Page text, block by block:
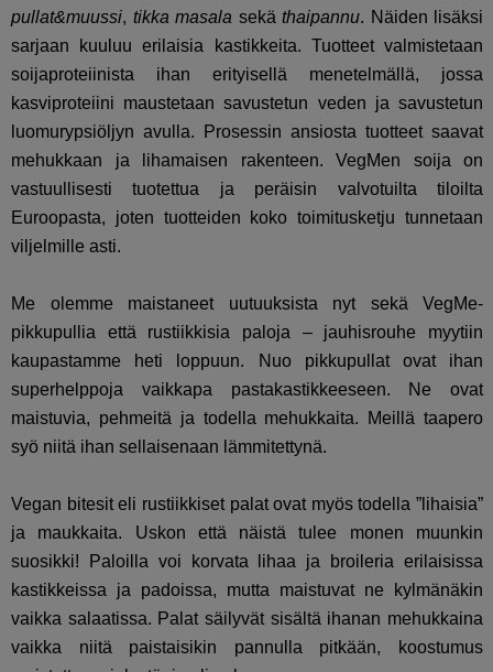
pullat&muussi, tikka masala sekäthaipannu. Näiden lisäksi
sarjaan kuuluu erilaisia kastikkeita. Tuotteet valmistetaan
soijaproteiinista ihan erityisellä menetelmällä, jossa
kasviproteiini maustetaan savustetun veden ja savustetun
luomurypsiöljyn avulla. Prosessin ansiosta tuotteet saavat
mehukkaan ja lihamaisen rakenteen. VegMen soija on
vastuullisesti tuotettua ja peräisin valvotuilta tiloilta
Euroopasta, joten tuotteiden koko toimitusketju tunnetaan
viljelmille asti.
Me olemme maistaneet uutuuksista nyt sekä VegMe-
pikkupullia että rustiikkisia paloja – jauhisrouhe myytiin
kaupastamme heti loppuun. Nuo pikkupullat ovat ihan
superhelppoja vaikkapa pastakastikkeeseen. Ne ovat
maistuvia, pehmeitä ja todella mehukkaita. Meillä taapero
syö niitä ihan sellaisenaan lämmitettynä.
Vegan bitesit eli rustiikkiset palat ovat myös todella ”lihaisia”
ja maukkaita. Uskon että näistä tulee monen muunkin
suosikki! Paloilla voi korvata lihaa ja broileria erilaisissa
kastikkeissa ja padoissa, mutta maistuvat ne kylmänäkin
vaikka salaatissa. Palat säilyvät sisältä ihanan mehukkaina
vaikka niitä paistaisikin pannulla pitkään, koostumus